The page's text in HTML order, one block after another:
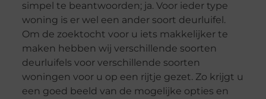
simpel te beantwoorden; ja. Voor ieder type
woning is er wel een ander soort deurluifel.
Om de zoektocht voor u iets makkelijker te
maken hebben wij verschillende soorten
deurluifels voor verschillende soorten
woningen voor u op een rijtje gezet. Zo krijgt u
een goed beeld van de mogelijke opties en